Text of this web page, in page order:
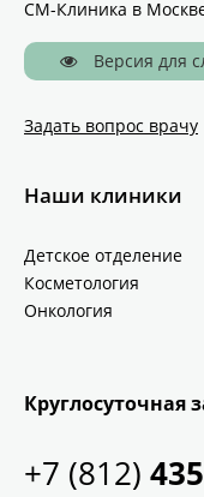
СМ-Клиника в
Версия для
Задать вопрос врачу
Наши клиники
Детское отделение
Косметология
Онкология
Круглосуточная
+7 (812)